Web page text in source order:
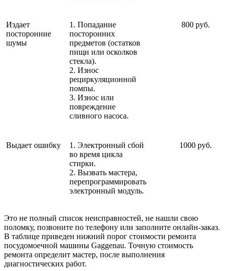
Издает
посторонние
шумы
1. Попадание
посторонних
предметов (остатков
пищи или осколков
стекла).
2. Износ
рециркуляционной
помпы.
3. Износ или
повреждение
сливного насоса.
800 руб.
Выдает ошибку
1. Электронный сбой
во время цикла
стирки.
2. Вызвать мастера,
перепрограммировать
электронный модуль.
1000 руб.
Это не полный список неисправностей, не нашли свою
поломку, позвоните по телефону или заполните онлайн-заказ.
В таблице приведен нижний порог стоимости ремонта
посудомоечной машины Gaggenau. Точную стоимость
ремонта определит мастер, после выполнения
диагностических работ.